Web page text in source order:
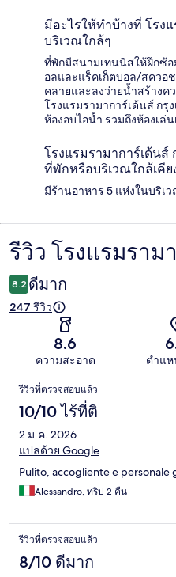
มีอะไรให้ทำบ้างที่ โรง
บริเวณใกล้ๆ
ที่พักมีสนามเทนนิสให้ฝึกซ้อ
อลและแร็คเก็ตบอล/สควอ
คลายและลงว่ายน้ำสร้างค
โรงแรมรามาการ์เด้นส์ กรุ
ห้องอบไอน้ำ รวมถึงห้องเล่
โรงแรมรามาการ์เด้นส์
ที่พักหรือบริเวณใกล้เคีย
มีร้านอาหาร 5 แห่งในบริเ
รีวิว
รีวิว โรงแรมราม
8.2 ดีมาก
247 รีวิว
8.6
ความสะอาด ตำแห
รีวิว
รีวิวที่ตรวจสอบแล้ว
10/10 ไร้ที่ติ
2 ม.ค. 2026
แปลด้วย Google
Pulito, accogliente e
Alessandro, ทริป 2 คืน
รีวิวที่ตรวจสอบแล้ว
8/10 ดีมาก